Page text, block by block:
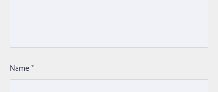
Name*
అమ్మాయిలే కాదు అబ్బాయిలు సైతం